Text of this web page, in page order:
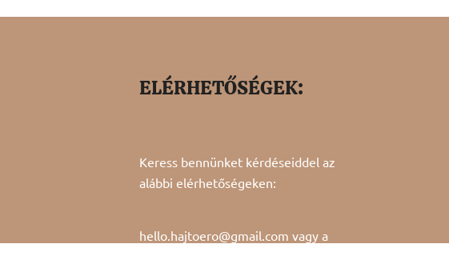
ELÉRHETŐSÉGEK:
Keress bennünket kérdéseiddel az
alábbi elérhetőségeken:
hello.hajtoero@gmail.com vagy a